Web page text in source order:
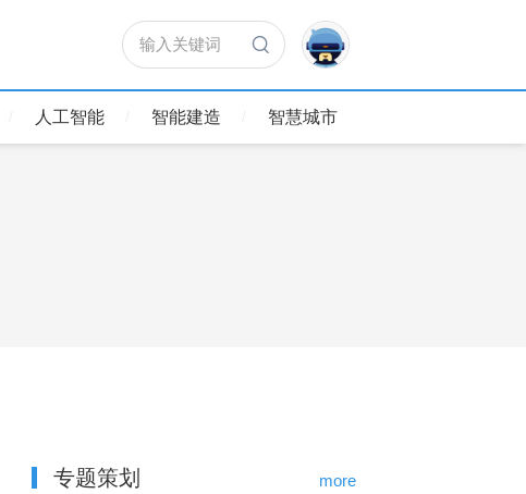
输入关键词
人工智能 智能建造 智慧城市
专题策划 more